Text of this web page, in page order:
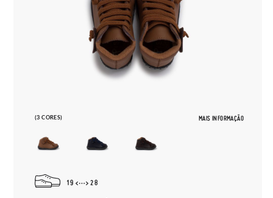
(3 CORES) MAIS INFORMAÇÃO
19 28